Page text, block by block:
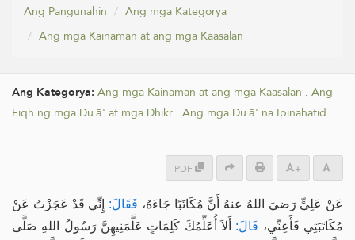
Ang Pangunahin
Ang mga Kategorya
Ang mga Kainaman at ang mga Kaasalan
Ang Kategorya: Ang mga Kainaman at ang mga Kaasalan . Ang
Fiqh ng mga Du`ā' at mga Dhikr . Ang mga Du`ā' na Ipinahatid .
PDF + -
عَنْ عَلِيٍّ رَضيَ اللهُ عنهُ أَنَّ مُكَاتَبًا جَاءَهُ، فَقَالَ: إِنِّي قَدْ عَجَزْتُ عَنْ
مُكَاتَبَتِي فَأَعِنِّي، قَالَ: أَلاَ أُعَلِّمُكَ كَلِمَاتٍ عَلَّمَنِيهِنَّ رَسُولُ اللهِ صَلَّى